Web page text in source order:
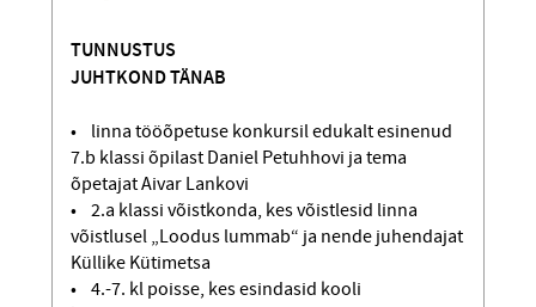
TUNNUSTUS
JUHTKOND TÄNAB
• linna tööõpetuse konkursil edukalt esinenud
7.b klassi õpilast Daniel Petuhhovi ja tema
õpetajat Aivar Lankovi
• 2.a klassi võistkonda, kes võistlesid linna
võistlusel „Loodus lummab“ ja nende juhendajat
Küllike Kütimetsa
• 4.-7. kl poisse, kes esindasid kooli